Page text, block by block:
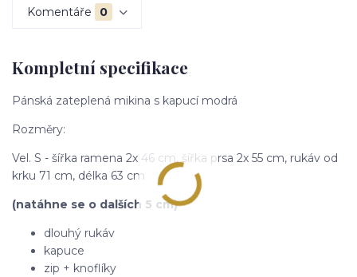
Komentáře 0
Kompletní specifikace
Pánská zateplená mikina s kapucí modrá
Rozměry:
Vel. S - šířka ramena 2x 46 cm, šířka prsa 2x 55 cm, rukáv od
krku 71 cm, délka 63 cm
(natáhne se o dalších 5 cm)
dlouhý rukáv
kapuce
zip + knoflíky